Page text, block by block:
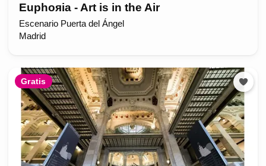
Euphoяia - Art is in the Air
Escenario Puerta del Ángel
Madrid
Gratis